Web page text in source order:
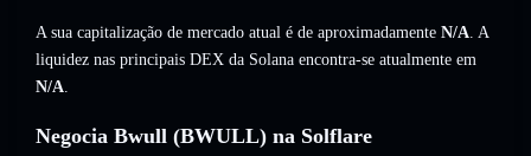
A sua capitalização de mercado atual é de aproximadamente N/A. A
liquidez nas principais DEX da Solana encontra-se atualmente em
N/A.
Negocia Bwull (BWULL) na Solflare